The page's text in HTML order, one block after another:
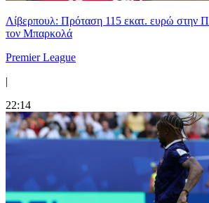
Λίβερπουλ: Πρόταση 115 εκατ. ευρώ στην
τον Μπαρκολά
Premier League
|
22:14